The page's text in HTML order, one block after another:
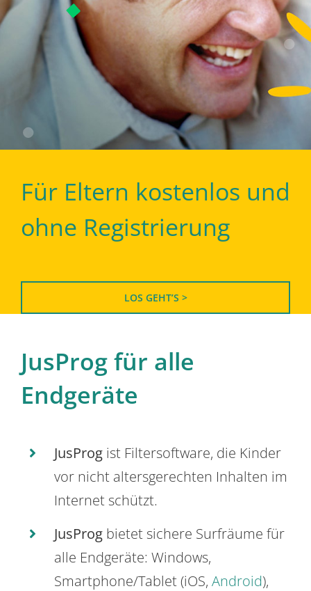
Für Eltern kostenlos und
ohne Registrierung
LOS GEHT’S >
JusProg für alle
Endgeräte
JusProg ist Filtersoftware, die Kinder
vor nicht altersgerechten Inhalten im
Internet schützt.
JusProg bietet sichere Surfräume für
alle Endgeräte: Windows,
Smartphone/Tablet (iOS, Android),